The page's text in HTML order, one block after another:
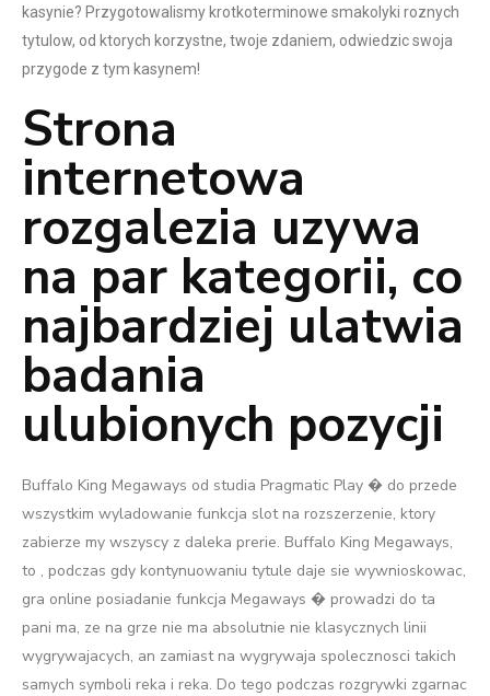
kasynie? Przygotowalismy krotkoterminowe smakolyki roznych
tytulow, od ktorych korzystne, twoje zdaniem, odwiedzic swoja
przygode z tym kasynem!
Strona
internetowa
rozgalezia uzywa
na par kategorii, co
najbardziej ulatwia
badania
ulubionych pozycji
Buffalo King Megaways od studia Pragmatic Play � do przede
wszystkim wyladowanie funkcja slot na rozszerzenie, ktory
zabierze my wszyscy z daleka prerie. Buffalo King Megaways,
to , podczas gdy kontynuowaniu tytule daje sie wywnioskowac,
gra online posiadanie funkcja Megaways � prowadzi do ta
pani ma, ze na grze nie ma absolutnie nie klasycznych linii
wygrywajacych, an zamiast na wygrywaja spolecznosci takich
samych symboli reka i reka. Do tego podczas rozgrywki zgarnac